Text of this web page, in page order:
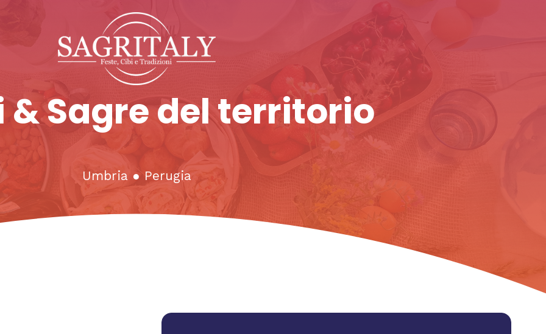
& Sagre del territorio
Umbria ●Perugia